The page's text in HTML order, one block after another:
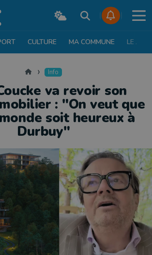
CULTURE MA COMMUNE LE JT
Accueil Info
va revoir son
: "On veut que
soit heureux à
Durbuy"